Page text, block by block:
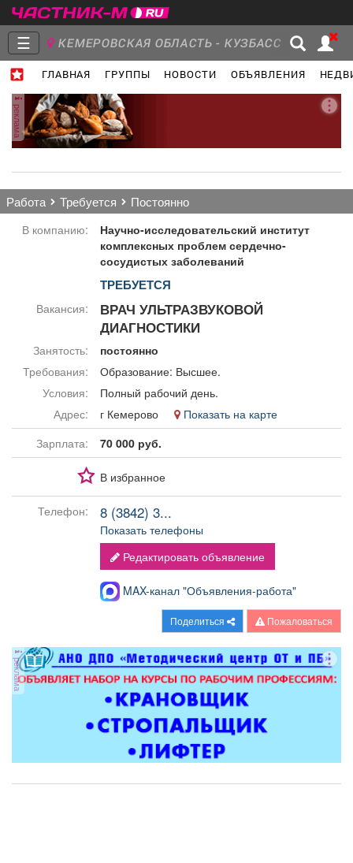
☰ КЕМЕРОВСКАЯ ОБЛАСТЬ - КУЗБАСС
ГЛАВНАЯ ГРУППЫ НОВОСТИ ОБЪЯВЛЕНИЯ
Главная
Группы Новости
Товары Поздравления
Я - пенсионер
реклама
работа требуется постоянно
В компанию:
Научно-исследовательский институт
комплексных проблем сердечно-
сосудистых заболеваний
ТРЕБУЕТСЯ
Вакансия:
ВРАЧ УЛЬТРАЗВУКОВОЙ
ДИАГНОСТИКИ
Занятость:
постоянно
Требования:
Образование: Высшее.
Условия:
Полный рабочий день.
Адрес:
г Кемерово
Показать на карте
Зарплата:
70 000 руб.
В избранное
Телефон: 8 (3842) 3...
Показать телефоны
Редактировать объявление
MAX-канал "Объявления-работа"
Поделиться Пожаловаться
реклама